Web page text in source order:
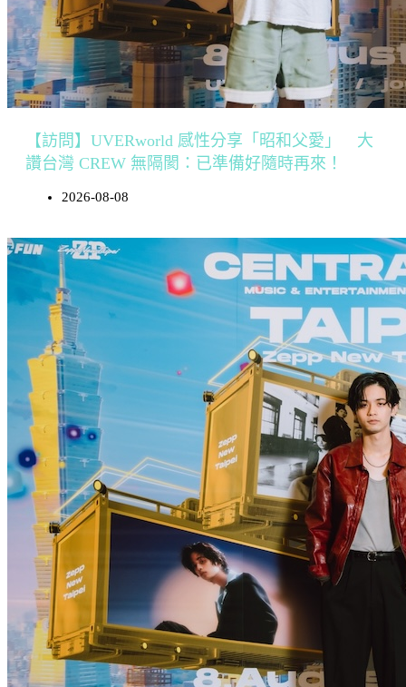
【訪問】UVERworld 感性分享「昭和父愛」 大
讚台灣 CREW 無隔閡：已準備好隨時再來！
2026-08-08